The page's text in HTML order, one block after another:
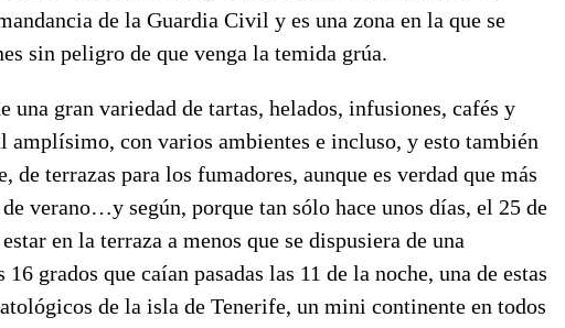
de la Guardia Civil y es una zona en la que se
sin peligro de que venga la temida grúa.
una gran variedad de tartas, helados, infusiones, cafés y
amplísimo, con varios ambientes e incluso, y esto también
de terrazas para los fumadores, aunque es verdad que más
verano…y según, porque tan sólo hace unos días, el 25 de
en la terraza a menos que se dispusiera de una
grados que caían pasadas las 11 de la noche, una de estas
de la isla de Tenerife, un mini continente en todos